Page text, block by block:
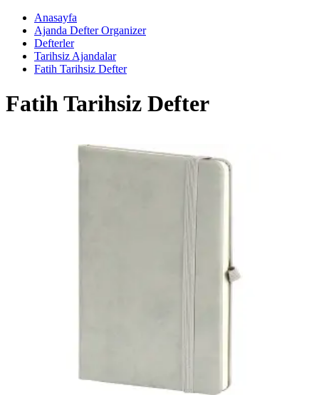
Anasayfa
Ajanda Defter Organizer
Defterler
Tarihsiz Ajandalar
Fatih Tarihsiz Defter
Fatih Tarihsiz Defter